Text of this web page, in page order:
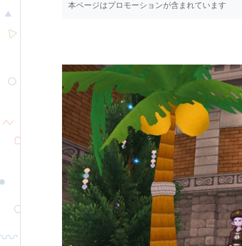
本ページはプロモーションが含まれています